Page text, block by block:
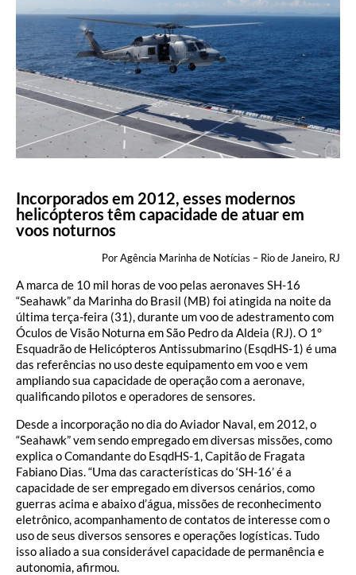
Incorporados em 2012, esses modernos
helicópteros têm capacidade de atuar em
voos noturnos
Por Agência Marinha de Notícias – Rio de Janeiro, RJ
A marca de 10 mil horas de voo pelas aeronaves SH-16
“Seahawk” da Marinha do Brasil (MB) foi atingida na noite da
última terça-feira (31), durante um voo de adestramento com
Óculos de Visão Noturna em São Pedro da Aldeia (RJ). O 1°
Esquadrão de Helicópteros Antissubmarino (EsqdHS-1) é uma
das referências no uso deste equipamento em voo e vem
ampliando sua capacidade de operação com a aeronave,
qualificando pilotos e operadores de sensores.
Desde a incorporação no dia do Aviador Naval, em 2012, o
“Seahawk” vem sendo empregado em diversas missões, como
explica o Comandante do EsqdHS-1, Capitão de Fragata
Fabiano Dias. “Uma das características do ‘SH-16’ é a
capacidade de ser empregado em diversos cenários, como
guerras acima e abaixo d’água, missões de reconhecimento
eletrônico, acompanhamento de contatos de interesse com o
uso de seus diversos sensores e operações logísticas. Tudo
isso aliado a sua considerável capacidade de permanência e
autonomia, afirmou.